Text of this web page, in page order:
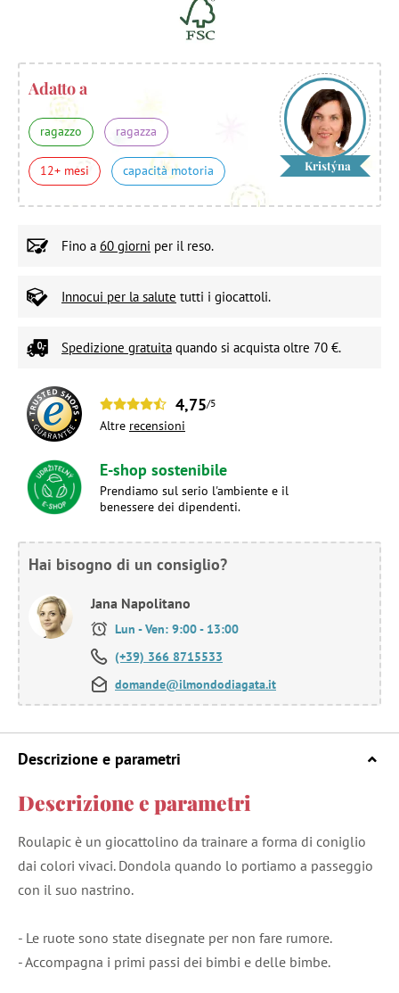
Adatto a
ragazzo ragazza
12+ mesi capacità motoria Kristýna
Fino a 60 giorni per il reso.
Innocui per la salute tutti i giocattoli.
Spedizione gratuita quando si acquista oltre 70 €.
4,75/5
Altre recensioni
E-shop sostenibile
Prendiamo sul serio l'ambiente e il
benessere dei dipendenti.
Hai bisogno di un consiglio?
Jana Napolitano
Lun - Ven: 9:00 - 13:00
(+39) 366 8715533
domande@ilmondodiagata.it
Descrizione e parametri
Descrizione e parametri
Roulapic è un giocattolino da trainare a forma di coniglio
dai colori vivaci. Dondola quando lo portiamo a passeggio
con il suo nastrino.
- Le ruote sono state disegnate per non fare rumore.
- Accompagna i primi passi dei bimbi e delle bimbe.